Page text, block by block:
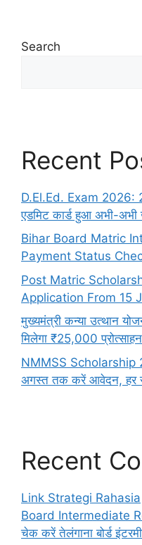
Search
Recent
D.El.Ed. Exam 2026:
एडमिट कार्ड हुआ अभी-
Bihar Board Matric
Payment Status
Post Matric
Application From 15
मुख्यमंत्री कन्या उत्थान
मिलेगा ₹25,000 प्रोत्साहन
NMMSS
अगस्त तक करें आवेदन, हर
Recent
Link Strategi Rahasia
Board Intermediate
चेक करें तेलंगाना बोर्ड